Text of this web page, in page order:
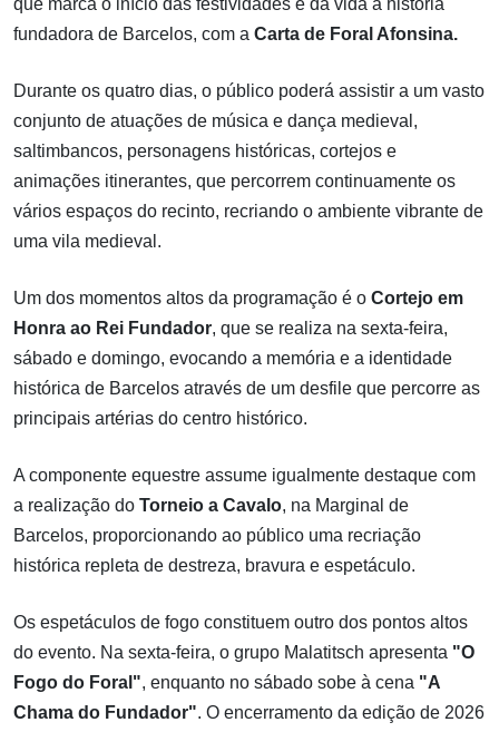
que marca o início das festividades e dá vida à história
fundadora de Barcelos, com a Carta de Foral Afonsina.
Durante os quatro dias, o público poderá assistir a um vasto
conjunto de atuações de música e dança medieval,
saltimbancos, personagens históricas, cortejos e
animações itinerantes, que percorrem continuamente os
vários espaços do recinto, recriando o ambiente vibrante de
uma vila medieval.
Um dos momentos altos da programação é o Cortejo em
Honra ao Rei Fundador, que se realiza na sexta-feira,
sábado e domingo, evocando a memória e a identidade
histórica de Barcelos através de um desfile que percorre as
principais artérias do centro histórico.
A componente equestre assume igualmente destaque com
a realização do Torneio a Cavalo, na Marginal de
Barcelos, proporcionando ao público uma recriação
histórica repleta de destreza, bravura e espetáculo.
Os espetáculos de fogo constituem outro dos pontos altos
do evento. Na sexta-feira, o grupo Malatitsch apresenta "O
Fogo do Foral", enquanto no sábado sobe à cena "A
Chama do Fundador". O encerramento da edição de 2026